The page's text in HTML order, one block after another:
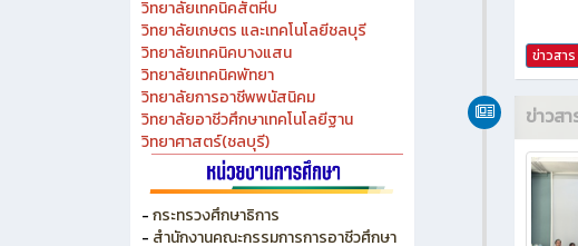
วิทยาลัยเทคนิคชลบุรี
วิทยาลัยอาชีวศึกษาชลบุรี
วิทยาลัยเทคนิคสัตหีบ
วิทยาลัยเกษตร และเทคโนโลยีชลบุรี
วิทยาลัยเทคนิคบางแสน
วิทยาลัยเทคนิคพัทยา
วิทยาลัยการอาชีพพนัสนิคม
วิทยาลัยอาชีวศึกษาเทคโนโลยีฐาน
วิทยาศาสตร์(ชลบุรี)
ข่าวสา